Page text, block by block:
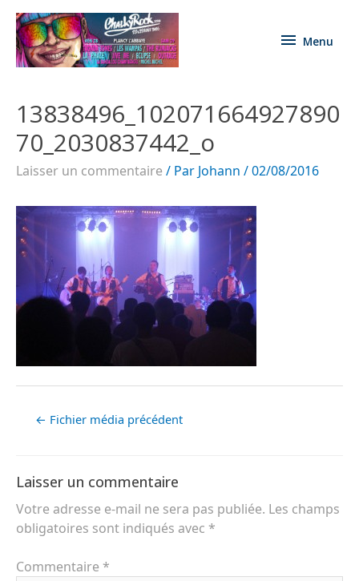
Menu
13838496_102071664927890
70_2030837442_o
Laisser un commentaire / Par Johann /02/08/2016
← Fichier média précédent
Laisser un commentaire
Votre adresse e-mail ne sera pas publiée. Les champs
obligatoires sont indiqués avec *
Commentaire *